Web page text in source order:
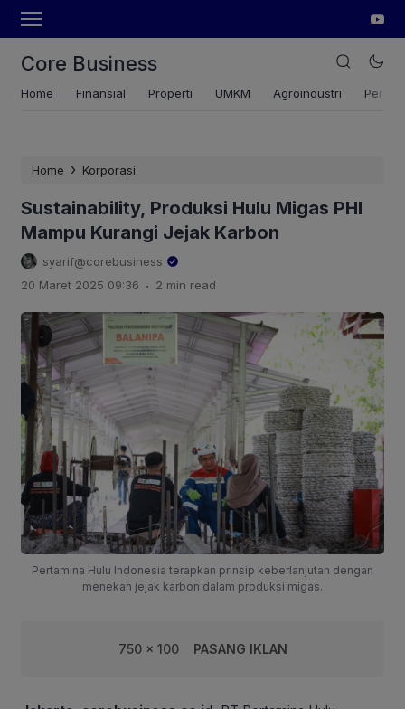
Core Business
Home Finansial Properti UMKM Agroindustri
Home › Korporasi
Sustainability, Produksi Hulu Migas PHI
Mampu Kurangi Jejak Karbon
syarif@corebusiness
20 Maret 2025 09:36 . 2 min read
Pertamina Hulu Indonesia terapkan prinsip keberlanjutan dengan
menekan jejak karbon dalam produksi migas.
750 x 100 PASANG IKLAN